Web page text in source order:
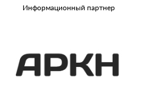
Информационный партнер